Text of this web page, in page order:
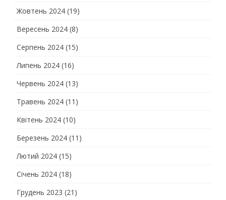
Жовтень 2024 (19)
Вересень 2024 (8)
Серпень 2024 (15)
Липень 2024 (16)
Червень 2024 (13)
Травень 2024 (11)
Квітень 2024 (10)
Березень 2024 (11)
Лютий 2024 (15)
Січень 2024 (18)
Грудень 2023 (21)